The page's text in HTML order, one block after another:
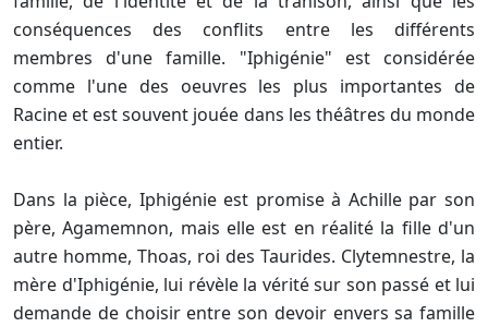
conséquences des conflits entre les différents
membres d'une famille. "Iphigénie" est considérée
comme l'une des oeuvres les plus importantes de
Racine et est souvent jouée dans les théâtres du monde
entier.
Dans la pièce, Iphigénie est promise à Achille par son
père, Agamemnon, mais elle est en réalité la fille d'un
autre homme, Thoas, roi des Taurides. Clytemnestre, la
mère d'Iphigénie, lui révèle la vérité sur son passé et lui
demande de choisir entre son devoir envers sa famille